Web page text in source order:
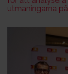
utmaningarna